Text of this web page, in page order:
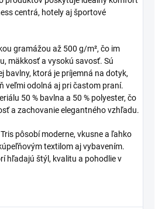
centrá, hotely aj športové
gramážou až 500 g/m², čo im
mäkkosť a vysokú savosť. Sú
bavlny, ktorá je príjemná na dotyk,
veľmi odolná aj pri častom praní.
50 % bavlna a 50 % polyester, čo
a zachovanie elegantného vzhľadu.
pôsobí moderne, vkusne a ľahko
textilom aj vybavením.
hľadajú štýl, kvalitu a pohodlie v